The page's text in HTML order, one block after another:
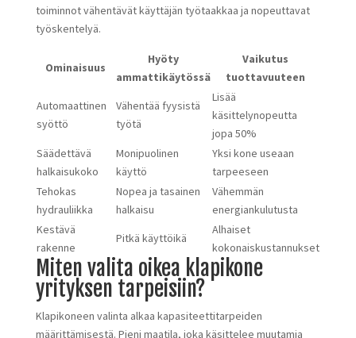
toiminnot vähentävät käyttäjän työtaakkaa ja nopeuttavat
työskentelyä.
Ominaisuus
Hyöty
ammattikäytössä
Vaikutus
tuottavuuteen
Automaattinen
syöttö
Vähentää fyysistä
työtä
Lisää
käsittelynopeutta
jopa 50%
Säädettävä
halkaisukoko
Monipuolinen
käyttö
Yksi kone useaan
tarpeeseen
Tehokas
hydrauliikka
Nopea ja tasainen
halkaisu
Vähemmän
energiankulutusta
Kestävä
rakenne
Pitkä käyttöikä
Alhaiset
kokonaiskustannukset
Miten valita oikea klapikone
yrityksen tarpeisiin?
Klapikoneen valinta alkaa kapasiteettitarpeiden
määrittämisestä. Pieni maatila, joka käsittelee muutamia